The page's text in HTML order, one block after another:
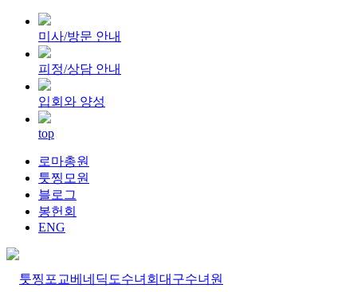
미사/방문 안내
피정/상담 안내
입회와 양성
top
로마총원
툿찡모원
블로그
봉헌회
ENG